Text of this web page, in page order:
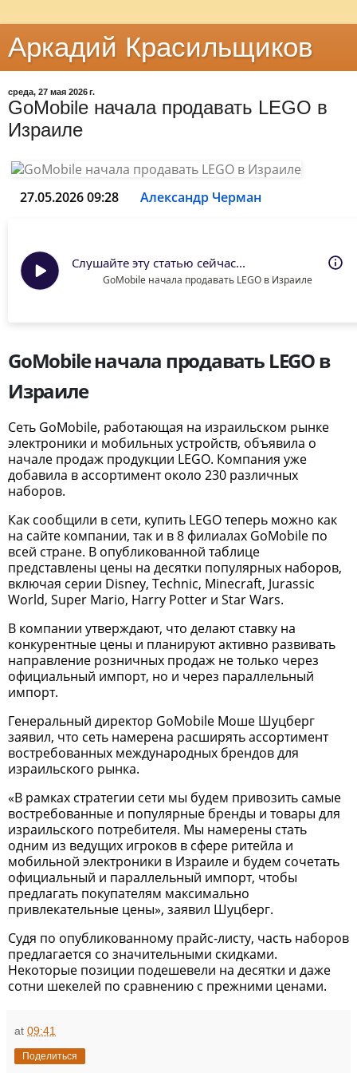
Аркадий Красильщиков
среда, 27 мая 2026 г.
GoMobile начала продавать LEGO в
Израиле
27.05.2026 09:28 Александр Черман
Слушайте эту статью сейчас...
GoMobile начала продавать LEGO в Израиле
GoMobile начала продавать LEGO в
Израиле
Сеть GoMobile, работающая на израильском рынке
электроники и мобильных устройств, объявила о
начале продаж продукции LEGO. Компания уже
добавила в ассортимент около 230 различных
наборов.
Как сообщили в сети, купить LEGO теперь можно как
на сайте компании, так и в 8 филиалах GoMobile по
всей стране. В опубликованной таблице
представлены цены на десятки популярных наборов,
включая серии Disney, Technic, Minecraft, Jurassic
World, Super Mario, Harry Potter и Star Wars.
В компании утверждают, что делают ставку на
конкурентные цены и планируют активно развивать
направление розничных продаж не только через
официальный импорт, но и через параллельный
импорт.
Генеральный директор GoMobile Моше Шуцберг
заявил, что сеть намерена расширять ассортимент
востребованных международных брендов для
израильского рынка.
«В рамках стратегии сети мы будем привозить самые
востребованные и популярные бренды и товары для
израильского потребителя. Мы намерены стать
одним из ведущих игроков в сфере ритейла и
мобильной электроники в Израиле и будем сочетать
официальный и параллельный импорт, чтобы
предлагать покупателям максимально
привлекательные цены», заявил Шуцберг.
Судя по опубликованному прайс-листу, часть наборов
предлагается со значительными скидками.
Некоторые позиции подешевели на десятки и даже
сотни шекелей по сравнению с прежними ценами.
at 09:41
Поделиться